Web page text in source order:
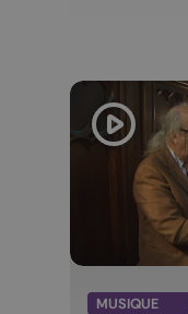
MUSIQUE